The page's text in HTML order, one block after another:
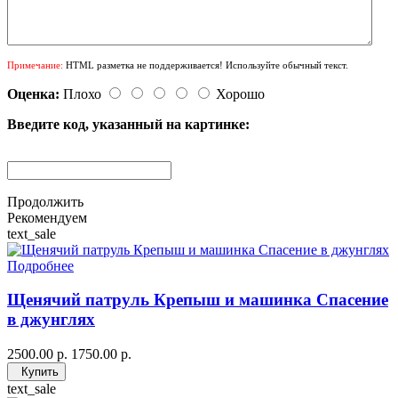
Примечание: HTML разметка не поддерживается! Используйте обычный текст.
Оценка: Плохо
Хорошо
Введите код, указанный на картинке:
Продолжить
Рекомендуем
text_sale
Подробнее
Щенячий патруль Крепыш и машинка Спасение
в джунглях
2500.00 р. 1750.00 р.
Купить
text_sale